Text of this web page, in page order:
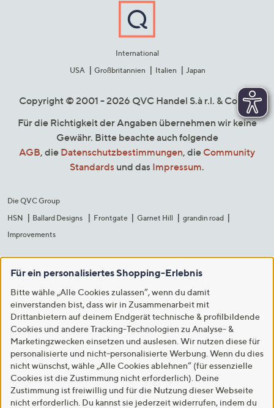
International
USA
Großbritannien Italien Japan
Copyright © 2001 - 2026 QVC Handel S.à r.l. & Co. KG
Für die Richtigkeit der Angaben übernehmen wir keine
Gewähr. Bitte beachte auch folgende
AGB, die Datenschutzbestimmungen, die Community
Standards und das Impressum.
Die QVC Group
HSN
Ballard Designs Frontgate Garnet Hill
grandin road
Improvements
Für ein personalisiertes Shopping-Erlebnis
Bitte wähle „Alle Cookies zulassen“, wenn du damit
einverstanden bist, dass wir in Zusammenarbeit mit
Drittanbietern auf deinem Endgerät technische & profilbildende
Cookies und andere Tracking-Technologien zu Analyse- &
Marketingzwecken einsetzen und auslesen. Wir nutzen diese für
personalisierte und nicht-personalisierte Werbung. Wenn du dies
nicht wünschst, wähle „Alle Cookies ablehnen“ (für essenzielle
Cookies ist die Zustimmung nicht erforderlich). Deine
Zustimmung ist freiwillig und für die Nutzung dieser Webseite
nicht erforderlich. Du kannst sie jederzeit widerrufen, indem du